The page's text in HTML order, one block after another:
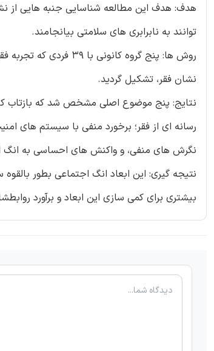
هدف: هدف این مطالعه شناسایی جنبه هایی از
توانند به نابرابری های سلامتی بیانجامند.
روش ها: پنج گروه
نشان فقر، تشکیل گردید.
نتایج: پنج موضوع اصلی مشخص شد که بازتاب
رسانه ای از فقر؛ برخورد منفی با سیستم های
نگرش های منفی، و واکنش های احساسی به انگ
نتیجه گیری: این ابعاد انگ اجتماعی بطور
بیشتری برای کمی سازی این ابعاد و برآورد